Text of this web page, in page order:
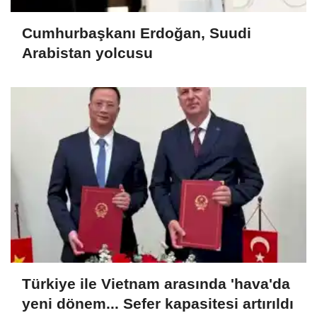
Cumhurbaşkanı Erdoğan, Suudi
Arabistan yolcusu
Türkiye ile Vietnam arasında 'hava'da
yeni dönem... Sefer kapasitesi artırıldı